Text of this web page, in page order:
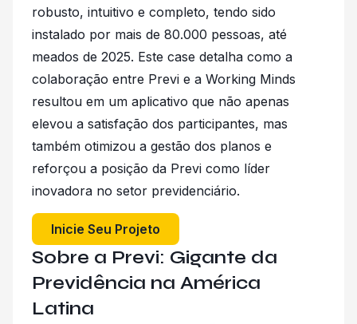
robusto, intuitivo e completo, tendo sido
instalado por mais de 80.000 pessoas, até
meados de 2025. Este case detalha como a
colaboração entre Previ e a Working Minds
resultou em um aplicativo que não apenas
elevou a satisfação dos participantes, mas
também otimizou a gestão dos planos e
reforçou a posição da Previ como líder
inovadora no setor previdenciário.
Inicie Seu Projeto
Sobre a Previ: Gigante da
Previdência na América
Latina